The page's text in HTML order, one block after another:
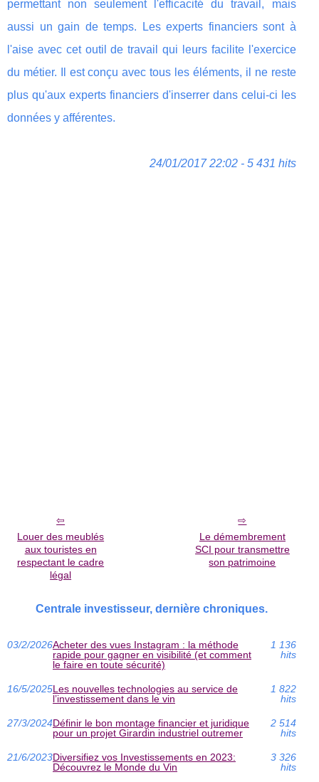
permettant non seulement l'efficacité du travail, mais
aussi un gain de temps. Les experts financiers sont à
l'aise avec cet outil de travail qui leurs facilite l'exercice
du métier. Il est conçu avec tous les éléments, il ne reste
plus qu'aux experts financiers d'inserrer dans celui-ci les
données y afférentes.
24/01/2017 22:02 - 5 431 hits
Louer des meublés
aux touristes en
respectant le cadre
légal
Le démembrement
SCI pour transmettre
son patrimoine
Centrale investisseur, dernière chroniques.
03/2/2026Acheter des vues Instagram : la méthode
rapide pour gagner en visibilité (et comment
le faire en toute sécurité)
1 136
hits
16/5/2025Les nouvelles technologies au service de
l’investissement dans le vin
1 822
hits
27/3/2024Définir le bon montage financier et juridique
pour un projet Girardin industriel outremer
2 514
hits
21/6/2023Diversifiez vos Investissements en 2023:
Découvrez le Monde du Vin
3 326
hits